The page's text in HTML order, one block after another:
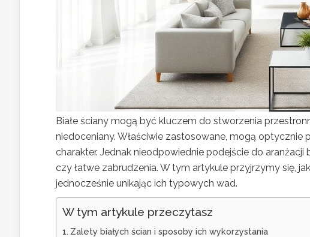
Białe ściany mogą być kluczem do stworzenia
niedoceniany. Właściwie zastosowane, mogą
charakter. Jednak nieodpowiednie podejście do
czy łatwe zabrudzenia. W tym artykule przyjrzymy się,
jednocześnie unikając ich typowych wad.
W tym artykule przeczytasz
Zalety białych ścian i sposoby ich wykorzystania